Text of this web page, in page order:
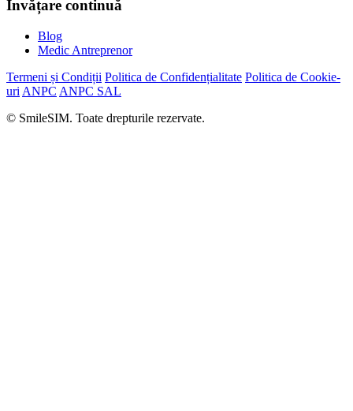
Învățare continuă
Blog
Medic Antreprenor
Termeni și Condiții Politica de Confidențialitate Politica de Cookie-
uri ANPC ANPC SAL
© SmileSIM. Toate drepturile rezervate.